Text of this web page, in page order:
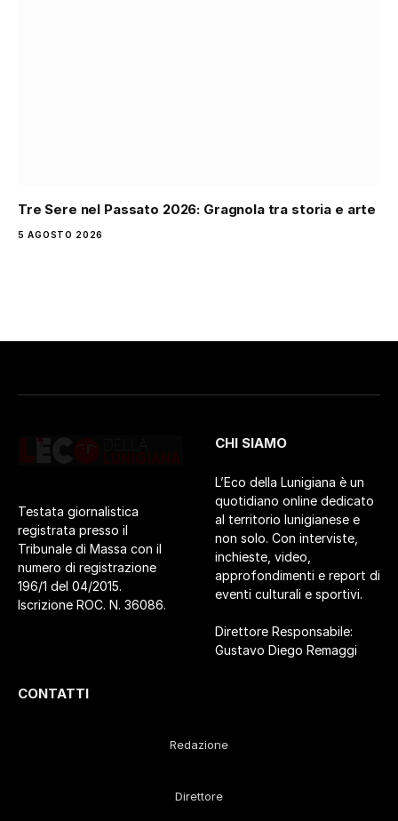
Tre Sere nel Passato 2026: Gragnola tra storia e arte
5 AGOSTO 2026
Testata giornalistica
registrata presso il
Tribunale di Massa con il
numero di registrazione
196/1 del 04/2015.
Iscrizione ROC. N. 36086.
CHI SIAMO
L’Eco della Lunigiana è un
quotidiano online dedicato
al territorio lunigianese e
non solo. Con interviste,
inchieste, video,
approfondimenti e report di
eventi culturali e sportivi.
Direttore Responsabile:
Gustavo Diego Remaggi
CONTATTI
Redazione
Direttore